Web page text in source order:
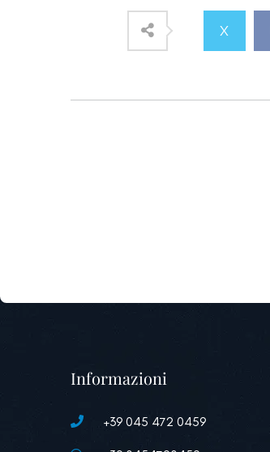
X
Informazioni
+39 045 472 0459